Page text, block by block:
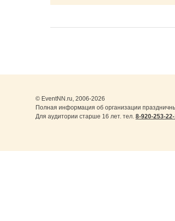
© EventNN.ru, 2006-2026
Полная информация об организации
Для аудитории старше 16 лет. тел. 8-920-253-